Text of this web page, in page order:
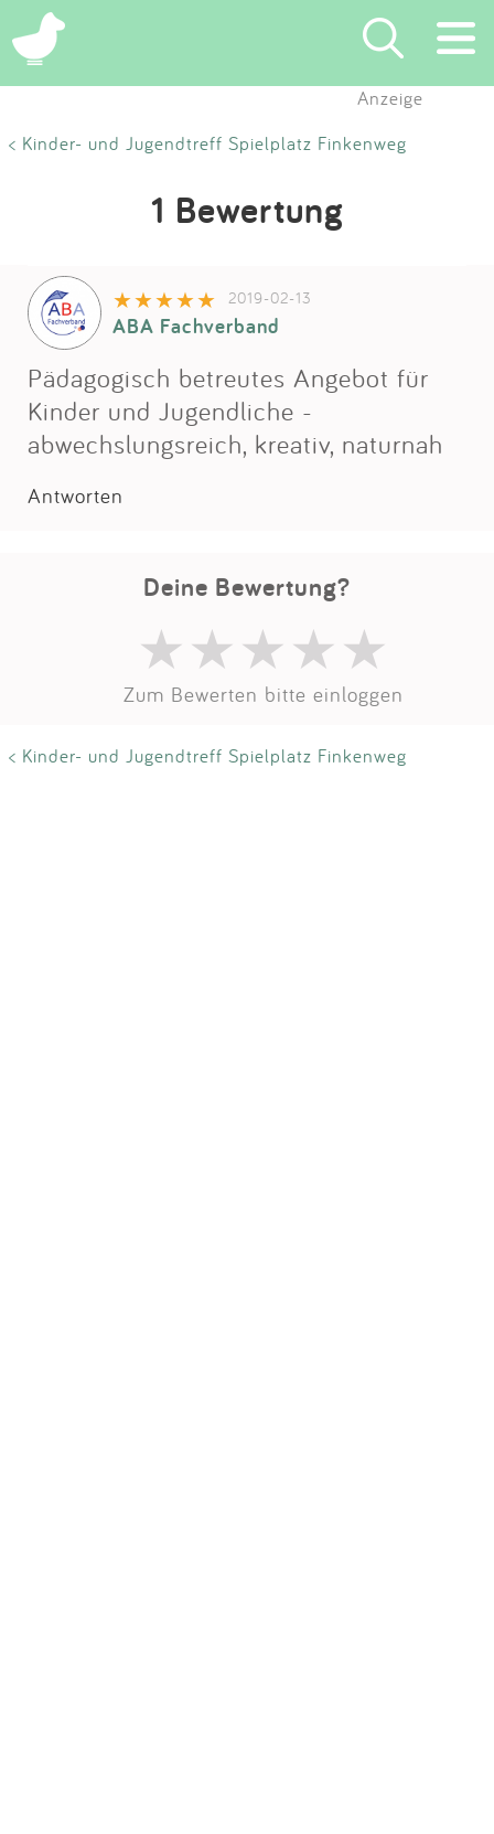
Suchen
Eintragen
Blog
Partner
Kontakt
Anmelden
Anzeige
< Kinder- und Jugendtreff Spielplatz Finkenweg
1 Bewertung
2019-02-13
ABA Fachverband
Pädagogisch betreutes Angebot für
Kinder und Jugendliche -
abwechslungsreich, kreativ, naturnah
Antworten
Deine Bewertung?
Zum Bewerten bitte einloggen
< Kinder- und Jugendtreff Spielplatz Finkenweg